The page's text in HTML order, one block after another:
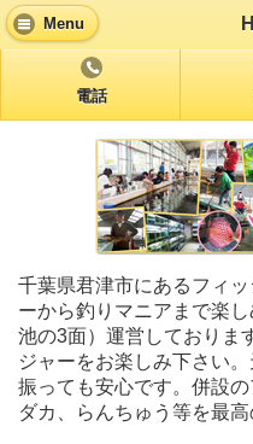
Menu
電話
千葉県君津市にあるフィ
ーから釣りマニアまで楽
池の3面）運営しておりま
ジャーをお楽しみ下さい
振っても安心です。併設
ダカ、らんちゅう等を最高